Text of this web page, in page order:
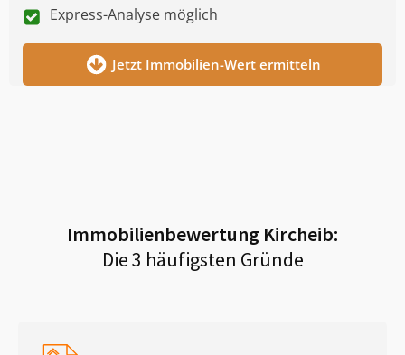
Express-Analyse möglich
Jetzt Immobilien-Wert ermitteln
Immobilienbewertung Kircheib:
Die 3 häufigsten Gründe